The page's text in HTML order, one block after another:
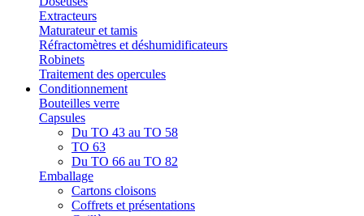
Extracteurs
Maturateur et tamis
Réfractomètres et déshumidificateurs
Robinets
Traitement des opercules
Conditionnement
Bouteilles verre
Capsules
Du TO 43 au TO 58
TO 63
Du TO 66 au TO 82
Emballage
Cartons cloisons
Coffrets et présentations